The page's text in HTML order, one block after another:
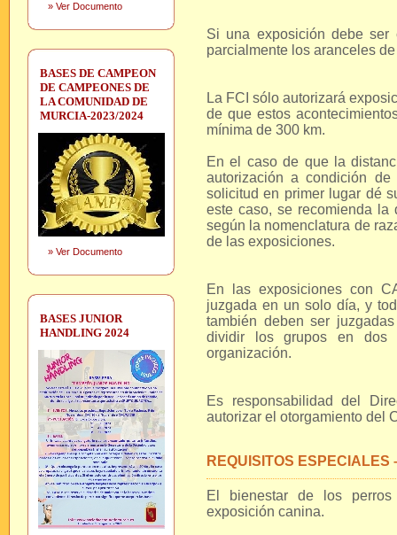
» Ver Documento
BASES DE CAMPEON
DE CAMPEONES DE
LA COMUNIDAD DE
MURCIA-2023/2024
» Ver Documento
BASES JUNIOR
HANDLING 2024
Si una exposición debe ser
parcialmente los aranceles
La FCI sólo autorizará
de que estos
mínima de 300 km.
En el caso de que la
autorización a condición
solicitud en primer lugar dé
este caso, se recomienda
según la nomenclatura de
de las exposiciones.
En las exposiciones con
juzgada en un solo día, y
también deben ser
dividir los grupos en dos
organización.
Es responsabilidad del
autorizar el otorgamiento del
REQUISITOS ESPECIALES
El bienestar de los
exposición canina.